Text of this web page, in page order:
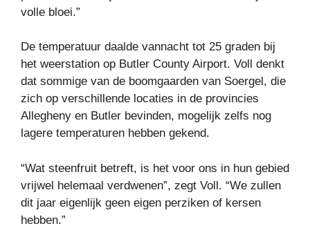
volle bloei.”
De temperatuur daalde vannacht tot 25 graden bij
het weerstation op Butler County Airport. Voll denkt
dat sommige van de boomgaarden van Soergel, die
zich op verschillende locaties in de provincies
Allegheny en Butler bevinden, mogelijk zelfs nog
lagere temperaturen hebben gekend.
“Wat steenfruit betreft, is het voor ons in hun gebied
vrijwel helemaal verdwenen”, zegt Voll. “We zullen
dit jaar eigenlijk geen eigen perziken of kersen
hebben.”